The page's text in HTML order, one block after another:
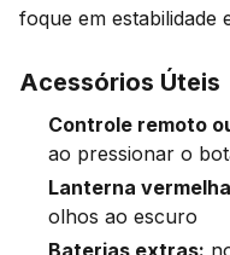
foque em estabilidade
Acessórios Úteis
Controle remoto
ao pressionar o
Lanterna
olhos ao escuro